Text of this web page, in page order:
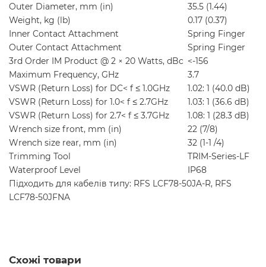
Outer Diameter, mm (in)
35.5 (1.44)
Weight, kg (lb)
0.17 (0.37)
Inner Contact Attachment
Spring Finger
Outer Contact Attachment
Spring Finger
3rd Order IM Product @ 2 × 20 Watts, dBc <-156
Maximum Frequency, GHz
3.7
VSWR (Return Loss) for DC< f ≤ 1.0GHz
1.02: 1 (40.0 dB)
VSWR (Return Loss) for 1.0< f ≤ 2.7GHz
1.03: 1 (36.6 dB)
VSWR (Return Loss) for 2.7< f ≤ 3.7GHz
1.08: 1 (28.3 dB)
Wrench size front, mm (in)
22 (7/8)
Wrench size rear, mm (in)
32 (1-1 /4)
Trimming Tool
TRIM-Series-LF
Waterproof Level
IP68
Підходить для кабелів типу: RFS LCF78-50JA-R, RFS
LCF78-50JFNA
Схожі товари